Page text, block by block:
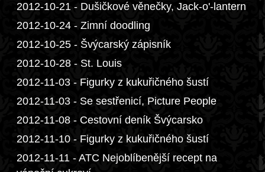
2012-10-21 - Dušičkové věnečky, Jack-o'-lantern
2012-10-24 - Zimní doodling
2012-10-25 - Švýcarský zápisník
2012-10-28 - St. Louis
2012-11-03 - Figurky z kukuřičného šustí
2012-11-03 - Se sestřenicí, Picture People
2012-11-08 - Cestovní deník Švýcarsko
2012-11-10 - Figurky z kukuřičného šustí
2012-11-11 - ATC Nejoblíbenější recept na